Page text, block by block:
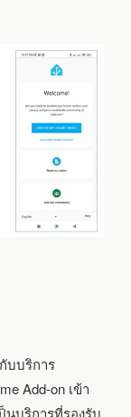
บบริการ
Add-on เข้า
นบริการที่รองรับ